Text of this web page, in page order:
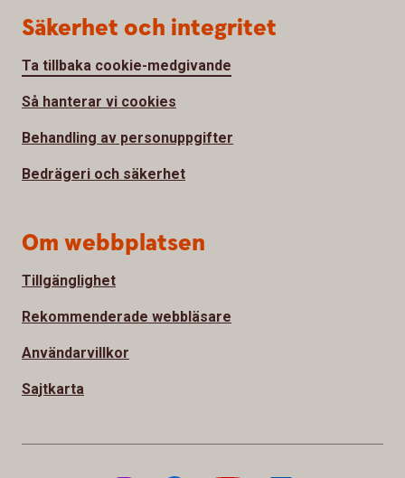
Säkerhet och integritet
Ta tillbaka cookie-medgivande
Så hanterar vi cookies
Behandling av personuppgifter
Bedrägeri och säkerhet
Om webbplatsen
Tillgänglighet
Rekommenderade webbläsare
Användarvillkor
Sajtkarta